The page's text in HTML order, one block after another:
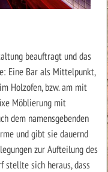
beauftragt und das
Eine Bar als Mittelpunkt,
Holzofen, bzw. am mit
Möblierung mit
dem namensgebenden
und gibt sie dauernd
zur Aufteilung des
stellte sich heraus, dass